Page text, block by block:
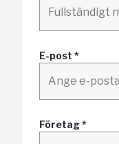
E-post *
Företag *